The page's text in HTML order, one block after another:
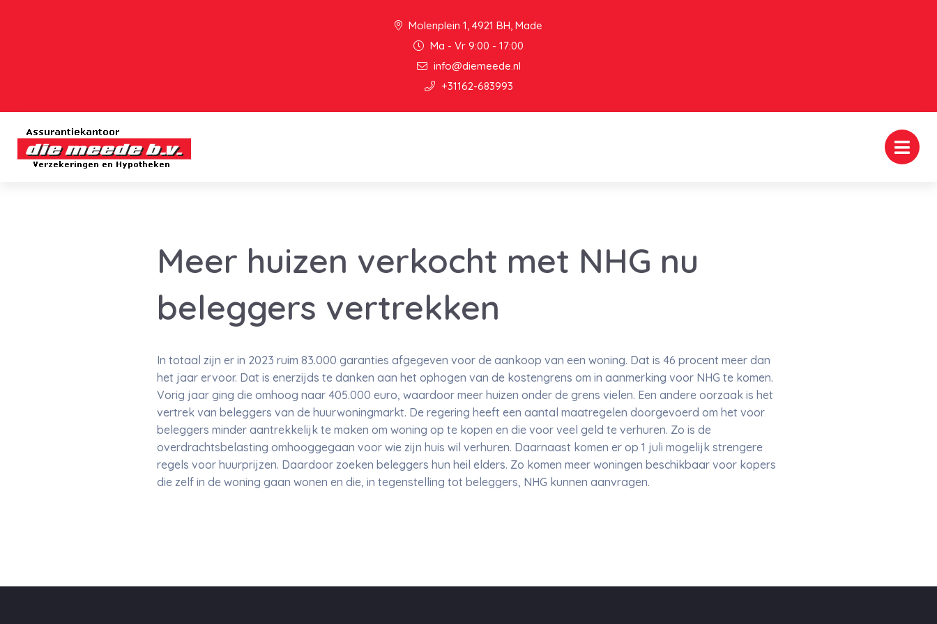
Molenplein 1, 4921 BH, Made
Ma - Vr 9:00 - 17:00
info@diemeede.nl
+31162-683993
Meer huizen verkocht met NHG nu
beleggers vertrekken
In totaal zijn er in 2023 ruim 83.000 garanties afgegeven voor de aankoop van een woning. Dat is 46 procent meer dan
het jaar ervoor. Dat is enerzijds te danken aan het ophogen van de kostengrens om in aanmerking voor NHG te komen.
Vorig jaar ging die omhoog naar 405.000 euro, waardoor meer huizen onder de grens vielen. Een andere oorzaak is het
vertrek van beleggers van de huurwoningmarkt. De regering heeft een aantal maatregelen doorgevoerd om het voor
beleggers minder aantrekkelijk te maken om woning op te kopen en die voor veel geld te verhuren. Zo is de
overdrachtsbelasting omhooggegaan voor wie zijn huis wil verhuren. Daarnaast komen er op 1 juli mogelijk strengere
regels voor huurprijzen. Daardoor zoeken beleggers hun heil elders. Zo komen meer woningen beschikbaar voor kopers
die zelf in de woning gaan wonen en die, in tegenstelling tot beleggers, NHG kunnen aanvragen.